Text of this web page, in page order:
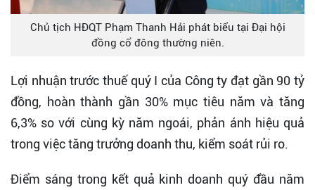
Chủ tịch HĐQT Phạm Thanh Hải phát biểu tại Đại hội
đồng cổ đông thường niên.
Lợi nhuận trước thuế quý I của Công ty đạt gần 90 tỷ
đồng, hoàn thành gần 30% mục tiêu năm và tăng
6,3% so với cùng kỳ năm ngoái, phản ánh hiệu quả
trong việc tăng trưởng doanh thu, kiểm soát rủi ro.
Điểm sáng trong kết quả kinh doanh quý đầu năm